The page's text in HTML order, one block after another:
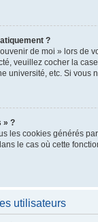
?
de moi » lors de
veuillez cocher la
université, etc. Si vous
» ?
les cookies générés
le cas où cette
utilisateurs